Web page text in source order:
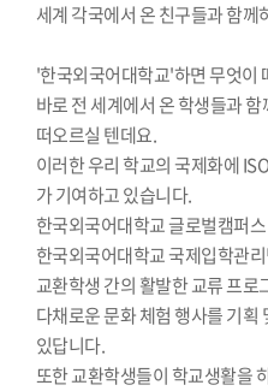
세계 각국에서 온 친구들과 함께
'한국외국어대학교'하면 무엇이
바로 전 세계에서 온 학생들과
떠오르실 텐데요.
이러한 우리 학교의 국제화에
가 기여하고 있습니다.
한국외국어대학교 글로벌캠퍼
한국외국어대학교 국제입학관
교환학생 간의 활발한 교류 프
다채로운 문화 체험 행사를 기
있답니다.
또한 교환학생들이 학교생활을